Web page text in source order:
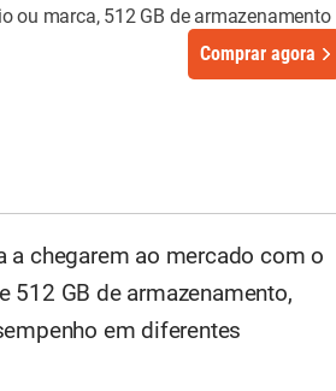
ou marca, 512 GB de armazenamento
Comprar agora
chegarem ao mercado com o
512 GB de armazenamento,
em diferentes